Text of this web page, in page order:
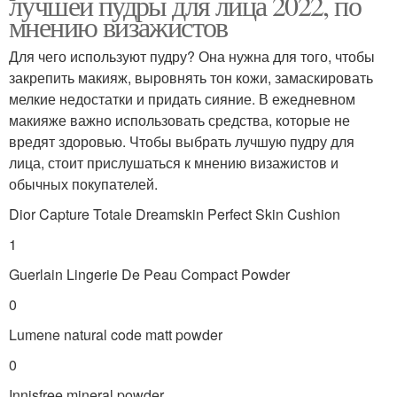
Пудры с помощью
мнению визажистов
Для чего используют пудру? Она нужна для того, чтобы
закрепить макияж, выровнять тон кожи, замаскировать
мелкие недостатки и придать сияние. В ежедневном
макияже важно использовать средства, которые не
вредят здоровью. Чтобы выбрать лучшую пудру для
лица, стоит прислушаться к мнению визажистов и
обычных покупателей.
Dior Capture Totale Dreamskin Perfect Skin Cushion
1
Guerlain Lingerie De Peau Compact Powder
0
Lumene natural code matt powder
0